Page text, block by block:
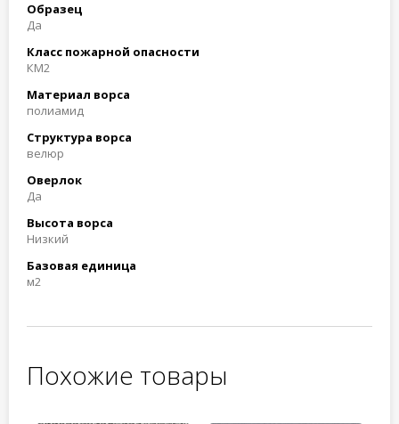
Образец
Да
Класс пожарной опасности
КМ2
Материал ворса
полиамид
Структура ворса
велюр
Оверлок
Да
Высота ворса
Низкий
Базовая единица
м2
Похожие товары